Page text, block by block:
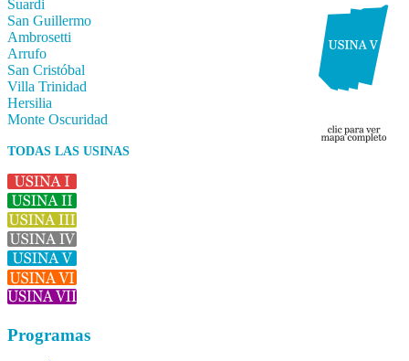
Suardi
San Guillermo
Ambrosetti
Arrufo
San Cristóbal
Villa Trinidad
Hersilia
Monte Oscuridad
TODAS LAS USINAS
Programas